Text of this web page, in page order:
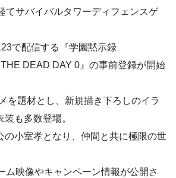
てサバイバルタワーディフェンスゲ
で配信する『学園黙示録
DEAD DAY 0』の事前登録が開始
を題材とし、新規描き下ろしのイラ
も多数登場。
の小室孝となり、仲間と共に極限の世
ム映像やキャンペーン情報が公開さ